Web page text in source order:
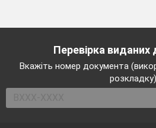
Перевірка виданих
Вкажіть номер документа
розкладку)